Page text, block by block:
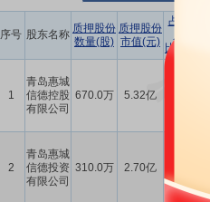
序号 股东名称 质押股份
数量(股)
质押股份
市值(元)
占所持
比例(%)
1
青岛惠城
信德控股
有限公司
670.0万 5.32亿
2
青岛惠城
信德投资
有限公司
310.0万 2.70亿